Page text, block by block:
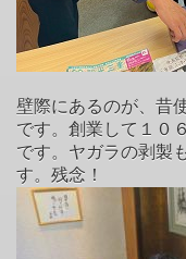
壁際にあるのが、昔
です。創業して１０
です。ヤガラの剥製
す。残念！